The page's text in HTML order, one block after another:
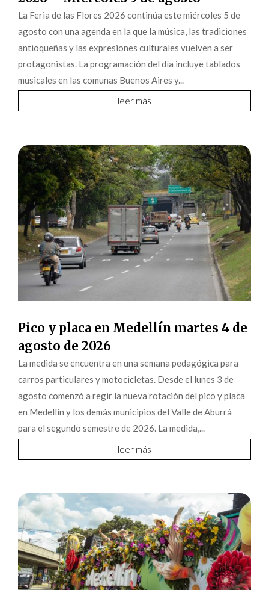
La Feria de las Flores 2026 continúa este miércoles 5 de
agosto con una agenda en la que la música, las tradiciones
antioqueñas y las expresiones culturales vuelven a ser
protagonistas. La programación del día incluye tablados
musicales en las comunas Buenos Aires y...
leer más
Pico y placa en Medellín martes 4 de
agosto de 2026
La medida se encuentra en una semana pedagógica para
carros particulares y motocicletas. Desde el lunes 3 de
agosto comenzó a regir la nueva rotación del pico y placa
en Medellín y los demás municipios del Valle de Aburrá
para el segundo semestre de 2026. La medida,...
leer más